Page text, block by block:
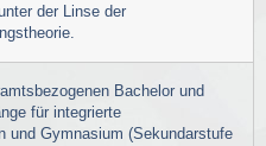
der Linse der
Bachelor und
für integrierte
und Gymnasium (Sekundarstufe